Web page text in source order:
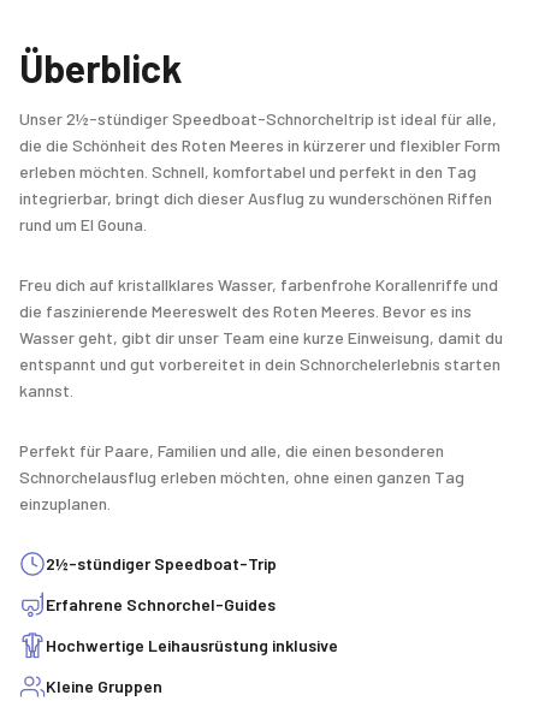
Überblick
Unser 2½-stündiger Speedboat-Schnorcheltrip ist ideal für alle,
die die Schönheit des Roten Meeres in kürzerer und flexibler Form
erleben möchten. Schnell, komfortabel und perfekt in den Tag
integrierbar, bringt dich dieser Ausflug zu wunderschönen Riffen
rund um El Gouna.
Freu dich auf kristallklares Wasser, farbenfrohe Korallenriffe und
die faszinierende Meereswelt des Roten Meeres. Bevor es ins
Wasser geht, gibt dir unser Team eine kurze Einweisung, damit du
entspannt und gut vorbereitet in dein Schnorchelerlebnis starten
kannst.
Perfekt für Paare, Familien und alle, die einen besonderen
Schnorchelausflug erleben möchten, ohne einen ganzen Tag
einzuplanen.
2½-stündiger Speedboat-Trip
Erfahrene Schnorchel-Guides
Hochwertige Leihausrüstung inklusive
Kleine Gruppen